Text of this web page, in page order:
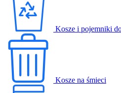
Kosze i pojemniki
Kosze na śmieci